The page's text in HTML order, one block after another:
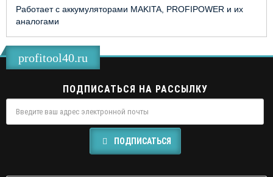
Работает с аккумуляторами MAKITA, PROFIPOWER и их
аналогами
profitool40.ru
ПОДПИСАТЬСЯ НА РАССЫЛКУ
ПОДПИСАТЬСЯ